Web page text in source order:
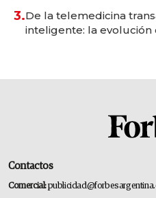
3.De la telemedicina
inteligente: la evolución
Contactos
Comercial: